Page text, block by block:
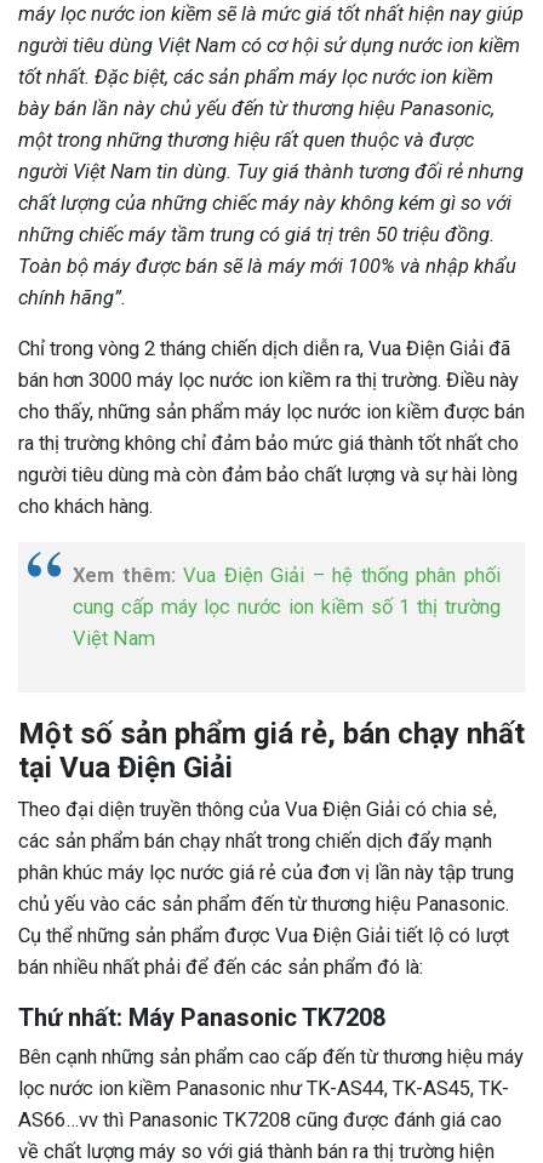
máy lọc nước ion kiềm sẽ là mức giá tốt nhất hiện nay giúp
người tiêu dùng Việt Nam có cơ hội sử dụng nước ion kiềm
tốt nhất. Đặc biệt, các sản phẩm máy lọc nước ion kiềm
bày bán lần này chủ yếu đến từ thương hiệu Panasonic,
một trong những thương hiệu rất quen thuộc và được
người Việt Nam tin dùng. Tuy giá thành tương đối rẻ nhưng
chất lượng của những chiếc máy này không kém gì so với
những chiếc máy tầm trung có giá trị trên 50 triệu đồng.
Toàn bộ máy được bán sẽ là máy mới 100% và nhập khẩu
chính hãng”.
Chỉ trong vòng 2 tháng chiến dịch diễn ra, Vua Điện Giải đã
bán hơn 3000 máy lọc nước ion kiềm ra thị trường. Điều này
cho thấy, những sản phẩm máy lọc nước ion kiềm được bán
ra thị trường không chỉ đảm bảo mức giá thành tốt nhất cho
người tiêu dùng mà còn đảm bảo chất lượng và sự hài lòng
cho khách hàng.
Xem thêm: Vua Điện Giải – hệ thống phân phối
cung cấp máy lọc nước ion kiềm số 1 thị trường
Việt Nam
Một số sản phẩm giá rẻ, bán chạy nhất
tại Vua Điện Giải
Theo đại diện truyền thông của Vua Điện Giải có chia sẻ,
các sản phẩm bán chạy nhất trong chiến dịch đẩy mạnh
phân khúc máy lọc nước giá rẻ của đơn vị lần này tập trung
chủ yếu vào các sản phẩm đến từ thương hiệu Panasonic.
Cụ thể những sản phẩm được Vua Điện Giải tiết lộ có lượt
bán nhiều nhất phải để đến các sản phẩm đó là:
Thứ nhất: Máy Panasonic TK7208
Bên cạnh những sản phẩm cao cấp đến từ thương hiệu máy
lọc nước ion kiềm Panasonic nhưTK-AS44, TK-AS45, TK-
AS66…vv thì Panasonic TK7208 cũng được đánh giá cao
về chất lượng máy so với giá thành bán ra thị trường hiện